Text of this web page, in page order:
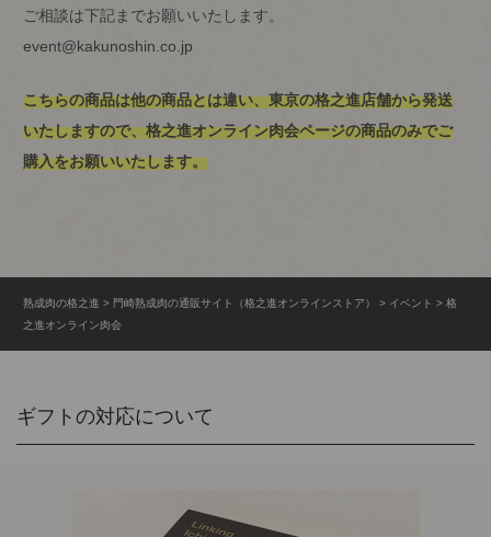
ご相談は下記までお願いいたします。
event@kakunoshin.co.jp
こちらの商品は他の商品とは違い、東京の格之進店舗から発送
いたしますので、格之進オンライン肉会ページの商品のみでご
購入をお願いいたします。
熟成肉の格之進 門崎熟成肉の通販サイト（格之進オンラインストア） イベント
格
之進オンライン肉会
ギフトの対応について